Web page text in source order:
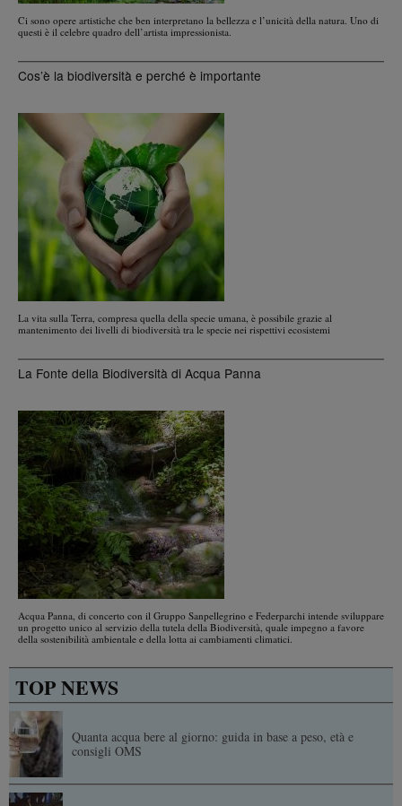
Ci sono opere artistiche che ben interpretano la bellezza e l’unicità della natura. Uno di
questi è il celebre quadro dell’artista impressionista.
Cos’è la biodiversità e perché è importante
La vita sulla Terra, compresa quella della specie umana, è possibile grazie al
mantenimento dei livelli di biodiversità tra le specie nei rispettivi ecosistemi
La Fonte della Biodiversità di Acqua Panna
Acqua Panna, di concerto con il Gruppo Sanpellegrino e Federparchi intende sviluppare
un progetto unico al servizio della tutela della Biodiversità, quale impegno a favore
della sostenibilità ambientale e della lotta ai cambiamenti climatici.
TOP NEWS
Quanta acqua bere al giorno: guida in base a peso, età e
consigli OMS